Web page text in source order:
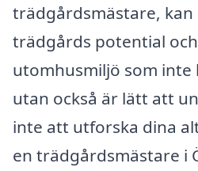
trädgårdsmästare,
trädgårds potential
utomhusmiljö som inte
utan också är lätt att
inte att utforska dina
en trädgårdsmästare i